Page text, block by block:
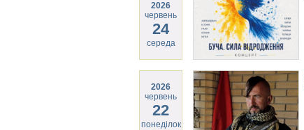
2026
червень
24
середа
2026
червень
22
понеділок